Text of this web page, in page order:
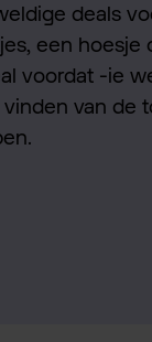
deals
een hoesje
voordat -ie
vinden van de